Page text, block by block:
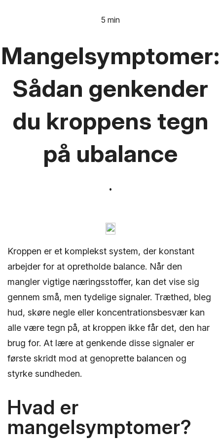
Mangelsymptomer:
Sådan genkender
du kroppens tegn
på ubalance
5 min
Kroppen er et komplekst system, der konstant
arbejder for at opretholde balance. Når den
mangler vigtige næringsstoffer, kan det vise sig
gennem små, men tydelige signaler. Træthed, bleg
hud, skøre negle eller koncentrationsbesvær kan
alle være tegn på, at kroppen ikke får det, den har
brug for. At lære at genkende disse signaler er
første skridt mod at genoprette balancen og
styrke sundheden.
Hvad er
mangelsymptomer?